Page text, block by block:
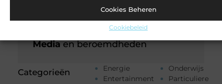
Cookies Beheren
Cookiebeleid
Categorieën
Energie
Entertainment
Onderwijs
Particuliere
Media en beroemdheden